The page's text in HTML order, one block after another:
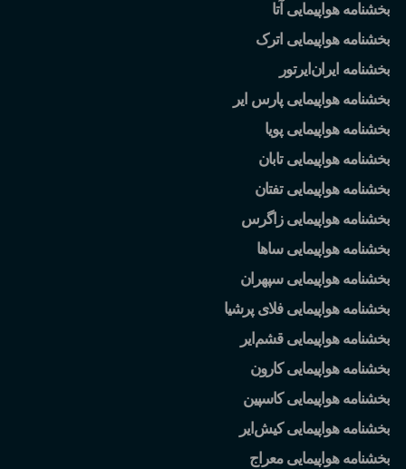
بخشنامه هواپیمایی آتا
بخشنامه هواپیمایی اترک
بخشنامه ایران ایرتور
بخشنامه هواپیمایی پارس ایر
بخشنامه هواپیمایی پویا
بخشنامه هواپیمایی تابان
بخشنامه هواپیمایی تفتان
بخشنامه هواپیمایی زاگرس
بخشنامه هواپیمایی ساها
بخشنامه هواپیمایی سپهران
بخشنامه هواپیمایی فلای پرشیا
بخشنامه هواپیمایی قشم ایر
بخشنامه هواپیمایی کارون
بخشنامه هواپیمایی کاسپین
بخشنامه هواپیمایی کیش ایر
بخشنامه هواپیمایی معراج